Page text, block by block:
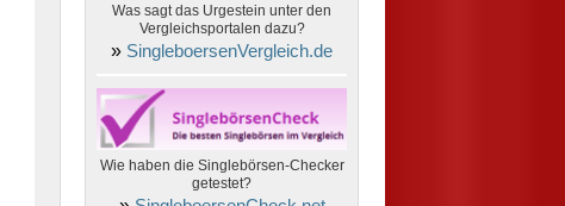
Was sagt das Urgestein unter den
Vergleichsportalen dazu?
» SingleboersenVergleich.de
Wie haben die Singlebörsen-Checker
getestet?